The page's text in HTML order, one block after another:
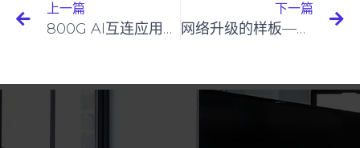
上一篇
800G AI互连应用产品组合方案
下一篇
网络升级的样板——易飞扬特色扇出型光模块